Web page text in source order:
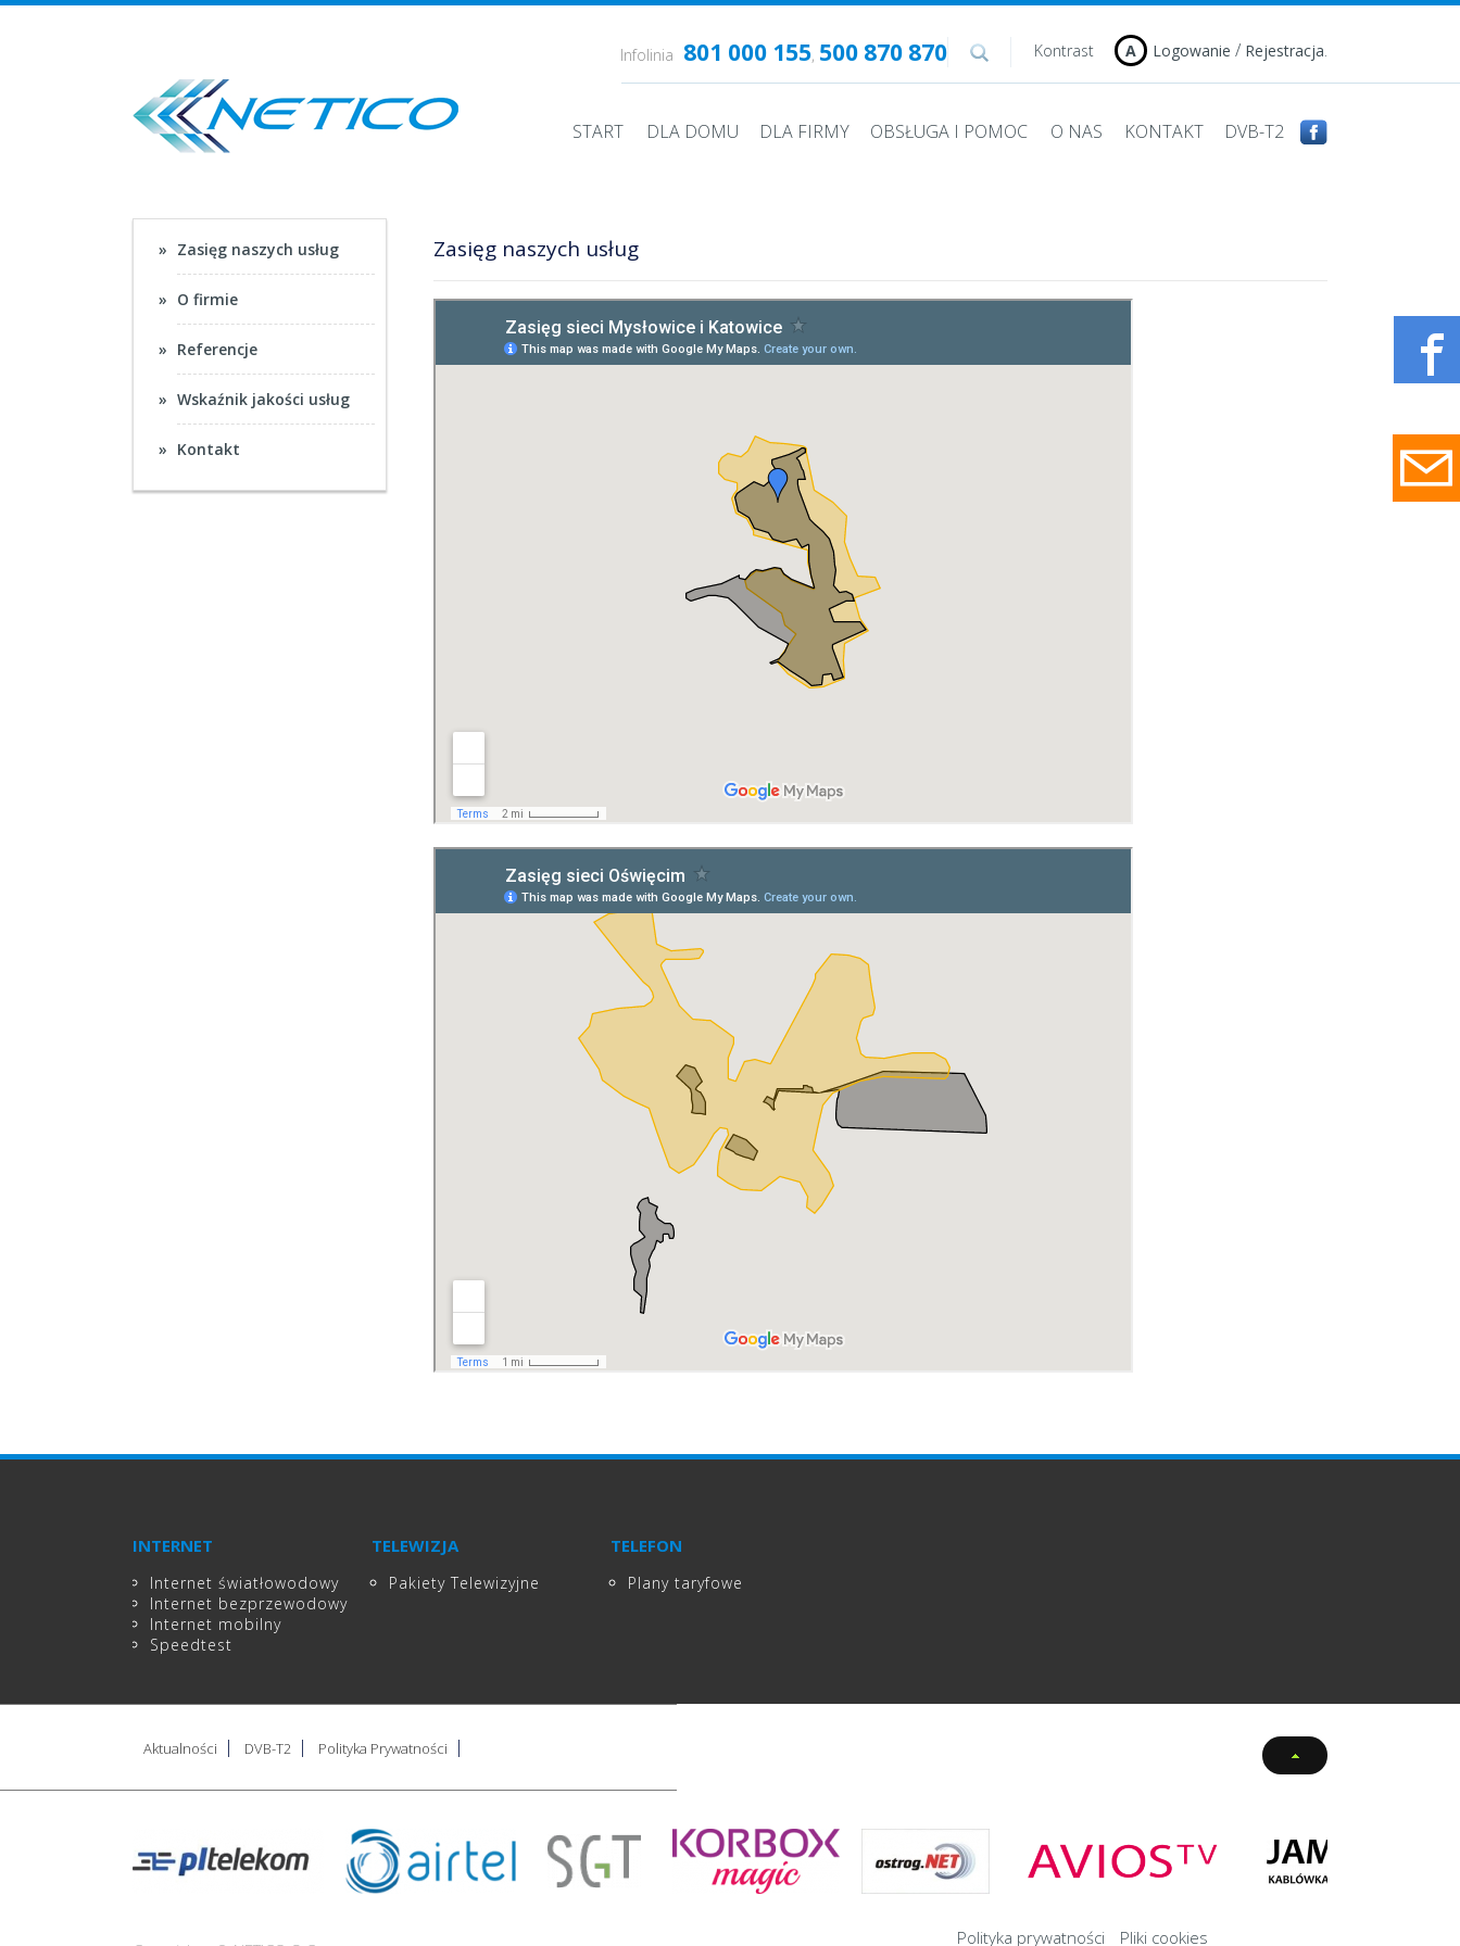
Infolinia 801 000 155, 500 870 870 Logowanie / Rejestracja.
Kontrast A
START DLA DOMU DLA FIRMY OBSŁUGA I POMOC O NAS KONTAKT DVB-T2
Zasięg naszych usług
O firmie
Referencje
Wskaźnik jakości usług
Kontakt
Zasięg naszych usług
INTERNET
Internet światłowodowy
Internet bezprzewodowy
Internet mobilny
Speedtest
TELEWIZJA
Pakiety Telewizyjne
TELEFON
Plany taryfowe
Aktualności DVB-T2 Polityka Prywatności
Polityka prywatności Pliki cookies